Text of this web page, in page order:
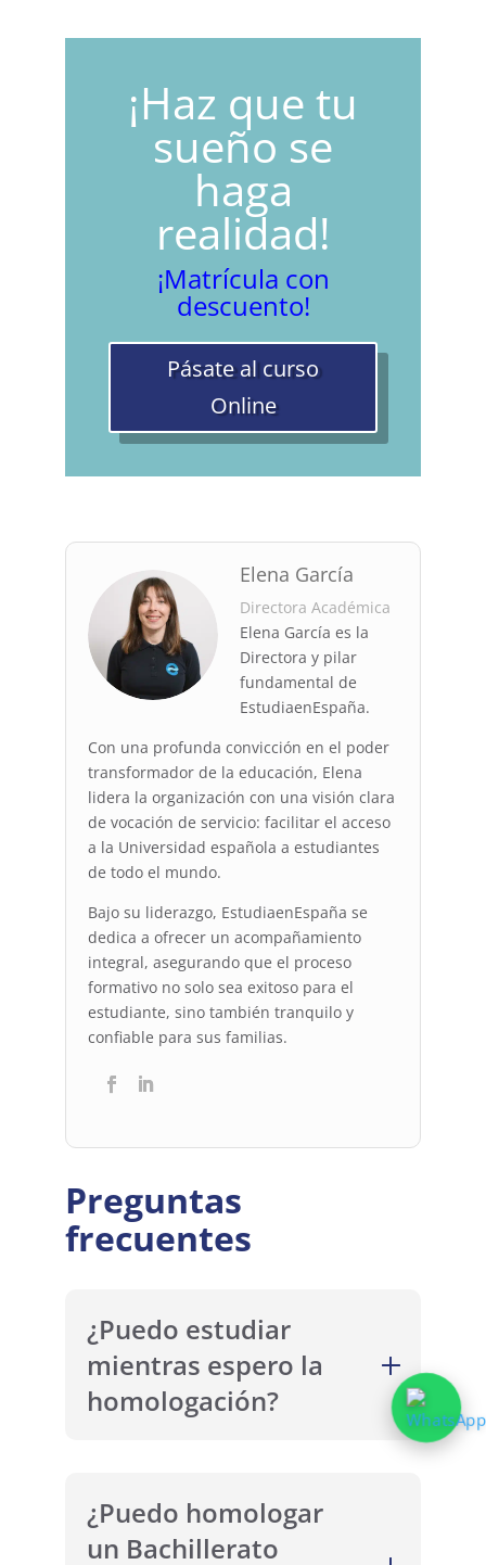
¡Haz que tu
sueño se
haga
realidad!
¡Matrícula con
descuento!
Pásate al curso
Online
Elena García
Directora Académica
Elena García es la
Directora y pilar
fundamental de
EstudiaenEspaña.
Con una profunda convicción en el poder
transformador de la educación, Elena
lidera la organización con una visión clara
de vocación de servicio: facilitar el acceso
a la Universidad española a estudiantes
de todo el mundo.
Bajo su liderazgo, EstudiaenEspaña se
dedica a ofrecer un acompañamiento
integral, asegurando que el proceso
formativo no solo sea exitoso para el
estudiante, sino también tranquilo y
confiable para sus familias.
Preguntas
frecuentes
¿Puedo estudiar
mientras espero la
homologación?
¿Puedo homologar
un Bachillerato